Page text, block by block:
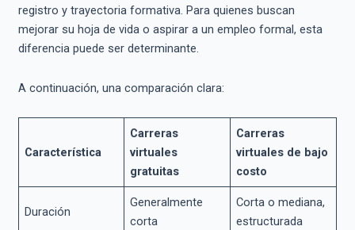
registro y trayectoria formativa. Para quienes buscan
mejorar su hoja de vida o aspirar a un empleo formal, esta
diferencia puede ser determinante.
A continuación, una comparación clara:
Característica
Carreras
virtuales
gratuitas
Carreras
virtuales de bajo
costo
Duración
Generalmente
corta
Corta o mediana,
estructurada